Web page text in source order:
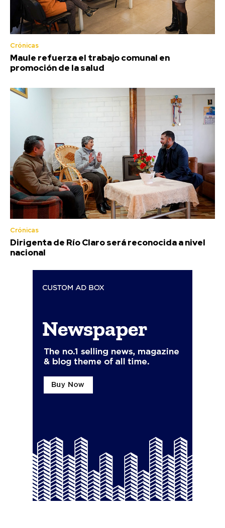
Crónicas
Maule refuerza el trabajo comunal en
promoción de la salud
Crónicas
Dirigenta de Río Claro será reconocida a nivel
nacional